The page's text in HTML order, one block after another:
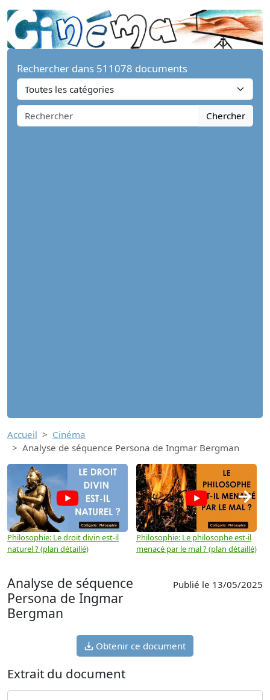
Rechercher dans 511078 documents
Chercher
Accueil
Cinéma
Analyse de séquence Persona de Ingmar Bergman
Philosophie: Le droit divin est-il
naturel ? (plan détaillé)
Philosophie: Le philosophe est-il
menacé par le mal ? (plan détaillé)
→
Analyse de séquence
Persona de Ingmar
Bergman
Publié le 13/05/2025
Obtenir ce document
Extrait du document